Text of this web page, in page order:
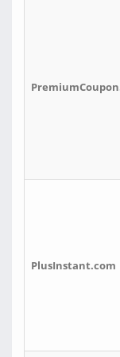
PlusInstant.com